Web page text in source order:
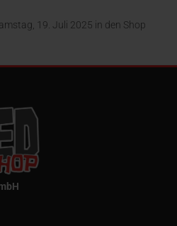
19. Juli 2025 in den Shop